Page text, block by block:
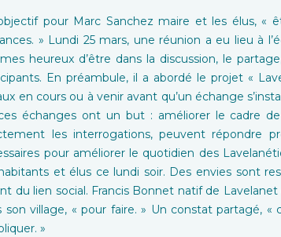
pour Marc Sanchez maire et les élus, «
» Lundi 25 mars, une réunion a eu lieu à
heureux d’être dans la discussion, le
En préambule, il a abordé le projet «
en cours ou à venir avant qu’un échange
échanges ont un but : améliorer le cadre
les interrogations, peuvent répondre
pour améliorer le quotidien des
et élus ce lundi soir. Des envies sont
du lien social. Francis Bonnet natif de
son village, « pour faire. » Un constat partagé, «
»